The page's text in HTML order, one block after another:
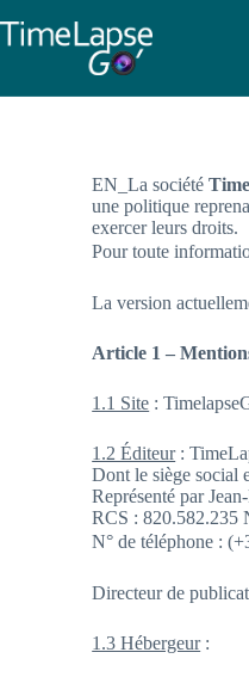
EN_La société
une politique
exercer leurs droits.
Pour toute
La version
Article 1 –
1.1 Site :
1.2 Éditeur:
Dont le siège social
Représenté par
RCS : 820.582.235
N° de téléphone :
Directeur de
1.3 Hébergeur: